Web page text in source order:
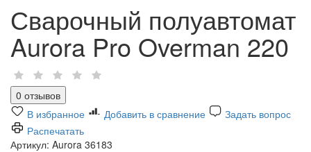
Сварочный полуавтомат
Aurora Pro Overman 220
0 отзывов
В избранное
Добавить в сравнение
Задать вопрос
Распечатать
Артикул: Aurora 36183